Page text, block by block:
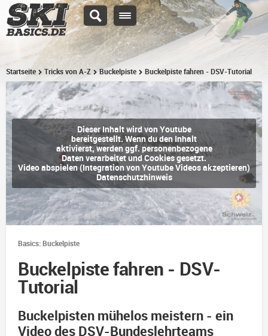
Startseite Tricks von A-Z Buckelpiste Buckelpiste fahren - DSV-Tutorial
Dieser Inhalt wird von Youtube
bereitgestellt. Wenn du den Inhalt
aktivierst, werden ggf. personenbezogene
Daten verarbeitet und Cookies gesetzt.
Video abspielen (Integration von Youtube Videos akzeptieren)
Datenschutzhinweis
Basics: Buckelpiste
Buckelpiste fahren - DSV-
Tutorial
Buckelpisten mühelos meistern - ein
Video des DSV-Bundeslehrteams